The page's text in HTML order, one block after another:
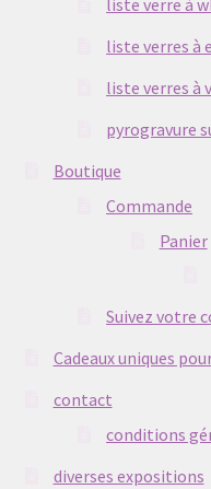
liste verres à
liste verres à
pyrogravure
Boutique
Commande
Panier
Suivez votre
Cadeaux uniques
contact
conditions
diverses expositions